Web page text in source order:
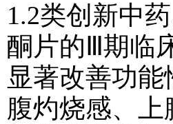
1.2类创新中药
酮片的 Ⅲ期临
显著改善功能
腹灼烧感、